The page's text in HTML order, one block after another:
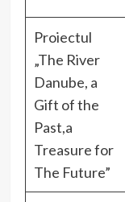
Proiectul
„The River
Danube, a
Gift of the
Past,a
Treasure for
The Future”